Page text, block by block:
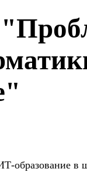
образование в